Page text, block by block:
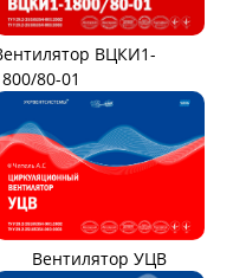
ВЦКИ1-
80-01
Вентилятор УЦВ